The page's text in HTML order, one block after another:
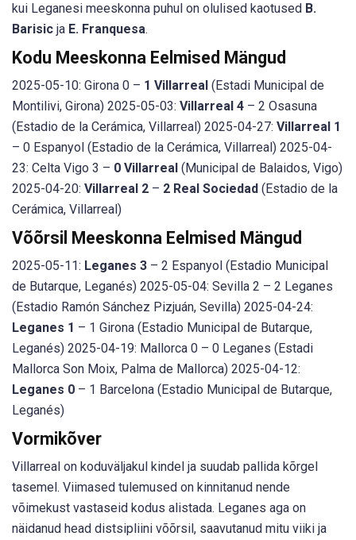
kui Leganesi meeskonna puhul on olulised kaotused B.
Barisic ja E. Franquesa.
Kodu Meeskonna Eelmised Mängud
2025-05-10: Girona 0 – 1 Villarreal (Estadi Municipal de
Montilivi, Girona) 2025-05-03: Villarreal 4 – 2 Osasuna
(Estadio de la Cerámica, Villarreal) 2025-04-27: Villarreal 1
– 0 Espanyol (Estadio de la Cerámica, Villarreal) 2025-04-
23: Celta Vigo 3 – 0 Villarreal (Municipal de Balaidos, Vigo)
2025-04-20: Villarreal 2 – 2 Real Sociedad (Estadio de la
Cerámica, Villarreal)
Võõrsil Meeskonna Eelmised Mängud
2025-05-11: Leganes 3 – 2 Espanyol (Estadio Municipal
de Butarque, Leganés) 2025-05-04: Sevilla 2 – 2 Leganes
(Estadio Ramón Sánchez Pizjuán, Sevilla) 2025-04-24:
Leganes 1 – 1 Girona (Estadio Municipal de Butarque,
Leganés) 2025-04-19: Mallorca 0 – 0 Leganes (Estadi
Mallorca Son Moix, Palma de Mallorca) 2025-04-12:
Leganes 0 – 1 Barcelona (Estadio Municipal de Butarque,
Leganés)
Vormikõver
Villarreal on koduväljakul kindel ja suudab pallida kõrgel
tasemel. Viimased tulemused on kinnitanud nende
võimekust vastaseid kodus alistada. Leganes aga on
näidanud head distsipliini võõrsil, saavutanud mitu viiki ja